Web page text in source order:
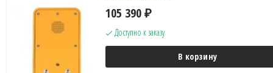
105 390 ₽
Доступно к заказу
В корзину